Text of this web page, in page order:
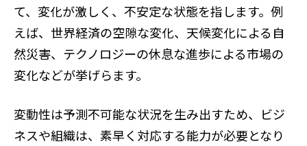
て、変化が激しく、不安定な状態を指します。例
えば、世界経済の空隙な変化、天候変化による自
然災害、テクノロジーの休息な進歩による市場の
変化などが挙げらます。
変動性は予測不可能な状況を生み出すため、ビジ
ネスや組織は、素早く対応する能力が必要となり